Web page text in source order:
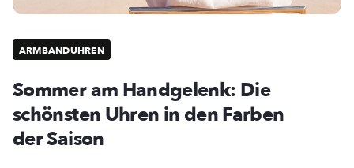
ARMBANDUHREN
Sommer am Handgelenk: Die
schönsten Uhren in den Farben
der Saison